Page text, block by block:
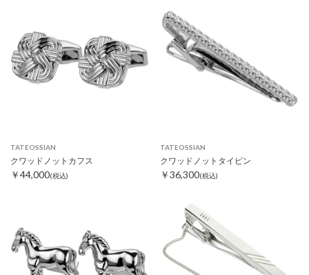
TATEOSSIAN
クワッドノットカフス
￥44,000(税込)
TATEOSSIAN
クワッドノットタイピン
￥36,300(税込)